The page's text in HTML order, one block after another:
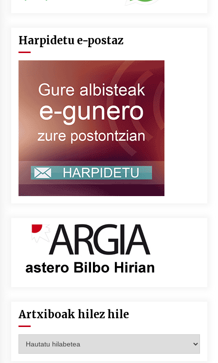
Harpidetu e-postaz
Artxiboak hilez hile
hilez